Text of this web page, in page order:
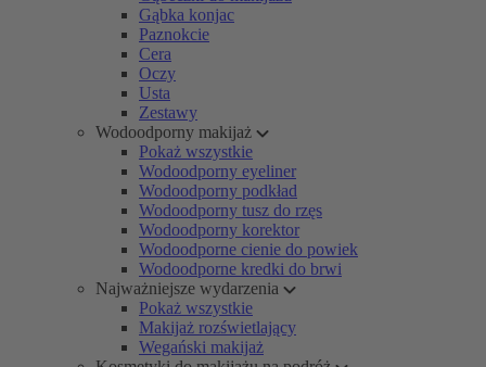
Gąbka konjac
Paznokcie
Cera
Oczy
Usta
Zestawy
Wodoodporny makijaż
Pokaż wszystkie
Wodoodporny eyeliner
Wodoodporny podkład
Wodoodporny tusz do rzęs
Wodoodporny korektor
Wodoodporne cienie do powiek
Wodoodporne kredki do brwi
Najważniejsze wydarzenia
Pokaż wszystkie
Makijaż rozświetlający
Wegański makijaż